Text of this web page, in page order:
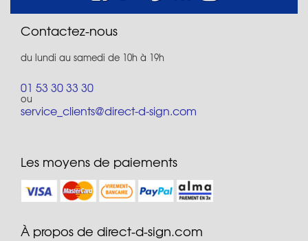
Contactez-nous
du lundi au samedi de 10h à 19h
01 53 30 33 30
ou
service_clients@direct-d-sign.com
Les moyens de paiements
À propos de direct-d-sign.com